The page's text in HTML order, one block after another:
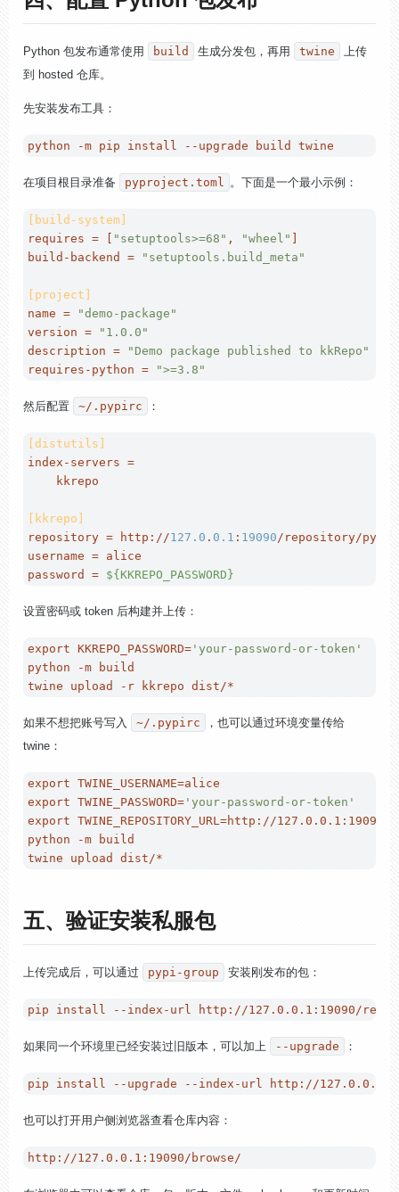
Python 包发布通常使用 build 生成分发包，再用 twine
上传
到 hosted 仓库。
先安装发布工具：
在项目根目录准备 pyproject.toml 。下面是一个最小示例：
[build-system]
requires = [ "setuptools>=68" , "wheel"
build-backend
= "setuptools.build_meta"
[project]
name =
"demo-package"
version =
"1.0.0"
description =
"Demo package published to kkRepo"
requires-python = ">=3.8"
然后配置 ~/.pypirc ：
[distutils]
index-servers =
    kkrepo
[kkrepo]
repository = http://127.0 . 0.1 : 19090
username
password
= ${KKREPO_PASSWORD}
设置密码或 token 后构建并上传：
export KKREPO_PASSWORD= 'your-password-or-token'
python -m build
如果不想把账号写入 ~/.pypirc
，也可以通过环境变量传给
twine：
export
export TWINE_PASSWORD= 'your-password-or-token'
export TWINE_REPOSITORY_URL=http://
python -m build
五、验证安装私服包
上传完成后，可以通过 pypi-group 安装刚发布的包：
如果同一个环境里已经安装过旧版本，可以加上 --upgrade ：
也可以打开用户侧浏览器查看仓库内容：